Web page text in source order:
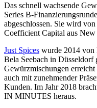
Das schnell wachsende
Series B-
abgeschlossen. Sie wird
Coefficient Capital aus
Just Spices wurde 2014 von
Bela Seebach in
Gewürzmischungen
auch mit zunehmender
Kunden. Im Jahr 2018
IN MINUTES heraus.